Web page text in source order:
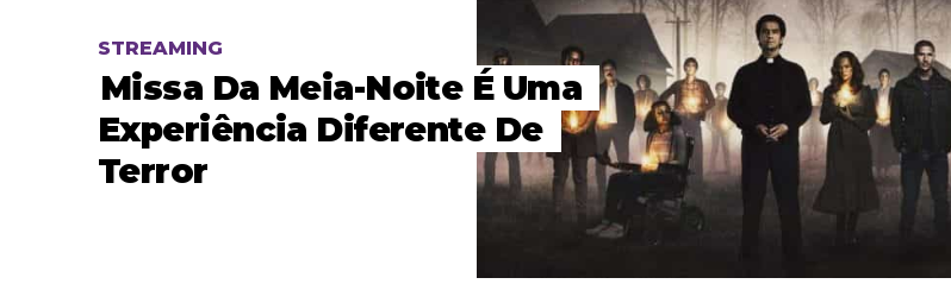
STREAMING
Missa Da Meia-Noite É Uma
Experiência Diferente De
Terror